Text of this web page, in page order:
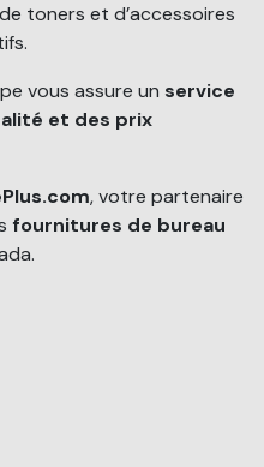
toners et d’accessoires
vous assure un service
et des prix
, votre partenaire
fournitures de bureau